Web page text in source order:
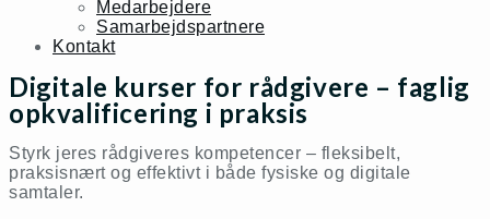
Medarbejdere
Samarbejdspartnere
Kontakt
Digitale kurser for rådgivere – faglig
opkvalificering i praksis
Styrk jeres rådgiveres kompetencer – fleksibelt,
praksisnært og effektivt i både fysiske og digitale
samtaler.